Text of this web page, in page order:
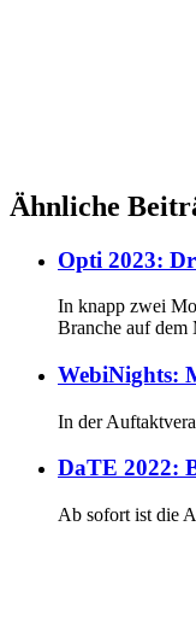
Ähnliche
Opti 2023:
In knapp zwei
Branche auf dem
WebiNights:
In der
DaTE 2022:
Ab sofort ist die